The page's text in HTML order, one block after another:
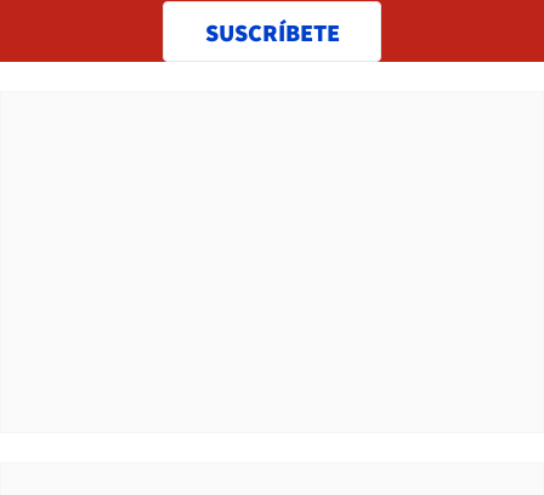
SUSCRÍBETE